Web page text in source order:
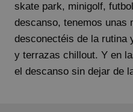
skate park, minigolf,
descanso, tenemos unas
desconectéis de la rutina
y terrazas chillout. Y en
el descanso sin dejar de